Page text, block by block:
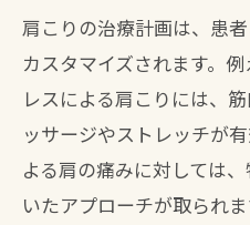
肩こりの治療計画は、患
カスタマイズされます。
レスによる肩こりには、
ッサージやストレッチが
よる肩の痛みに対しては
いたアプローチが取られ